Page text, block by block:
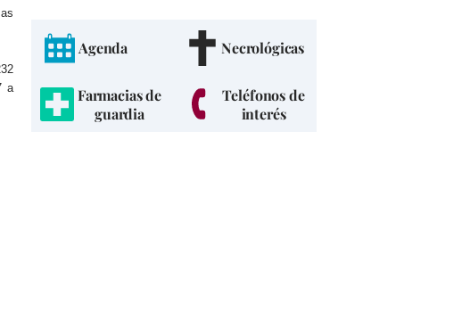
a
Agenda Necrológicas
Farmacias de
guardia
Teléfonos de
interés